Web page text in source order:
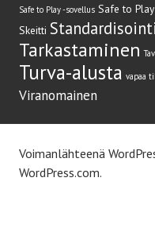
Safe to Play -sovellus Safe to
Skeitti Standardisointi
Tarkastaminen
Turva-alusta vapaa
Viranomainen
Voimanlähteenä
WordPress.com.